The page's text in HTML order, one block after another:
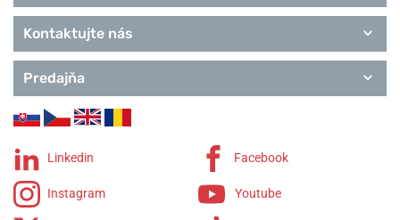
Kontaktujte nás
Predajňa
Linkedin Facebook
Instagram Youtube